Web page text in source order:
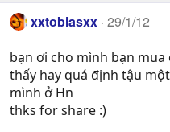
xxtobiasxx 29/1/12
bạn ơi cho mình bạn
thấy hay quá định tậu
mình ở Hn
thks for share :)